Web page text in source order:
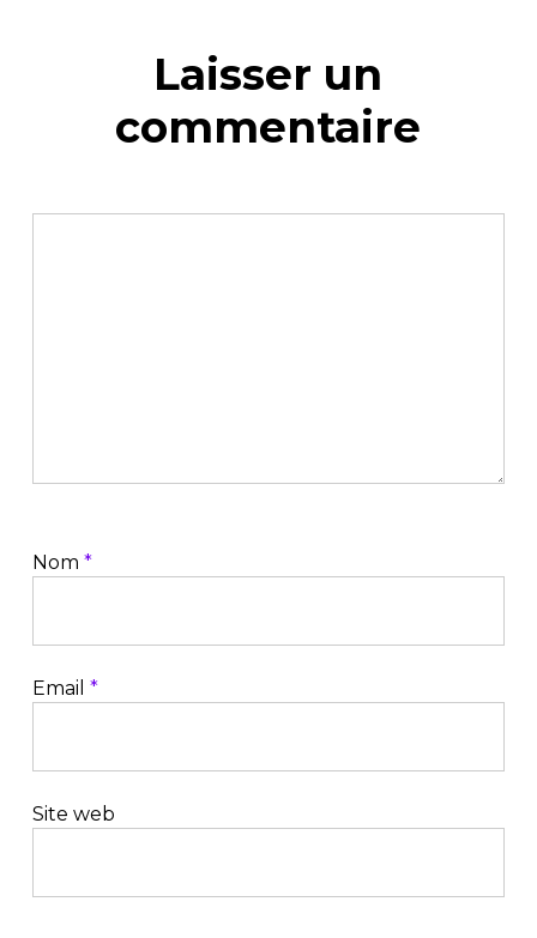
Laisser un
commentaire
Nom *
Email *
Site web